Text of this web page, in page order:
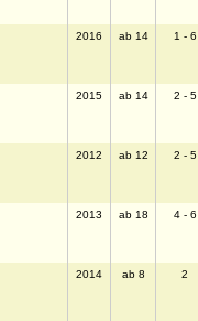
2016 ab 14 1 - 6
2015 ab 14 2 - 5
2012 ab 12 2 - 5
2013 ab 18 4 - 6
2014 ab 8 2